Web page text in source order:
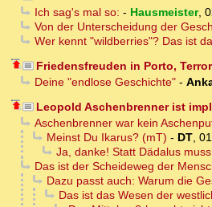
Ich sag's mal so: - Hausmeister,
Von der Unterscheidung der
Wer kennt "wildberries"? Das ist
Friedensfreuden in Porto,
Deine "endlose Geschichte"-
Leopold Aschenbrenner ist
Aschenbrenner war kein
Meinst Du Ikarus? (mT) - DT,
Ja, danke! Statt Dädalus
Das ist der Scheideweg der
Dazu passt auch: Warum die
Das ist das Wesen der